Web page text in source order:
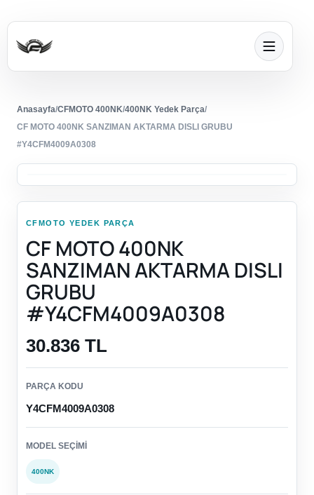
Anasayfa/CFMOTO 400NK/400NK Yedek Parça/
CF MOTO 400NK SANZIMAN AKTARMA DISLI GRUBU
#Y4CFM4009A0308
CFMOTO YEDEK PARÇA
CF MOTO 400NK
SANZIMAN AKTARMA DISLI
GRUBU
#Y4CFM4009A0308
30.836 TL
PARÇA KODU
Y4CFM4009A0308
MODEL SEÇIMI
400NK